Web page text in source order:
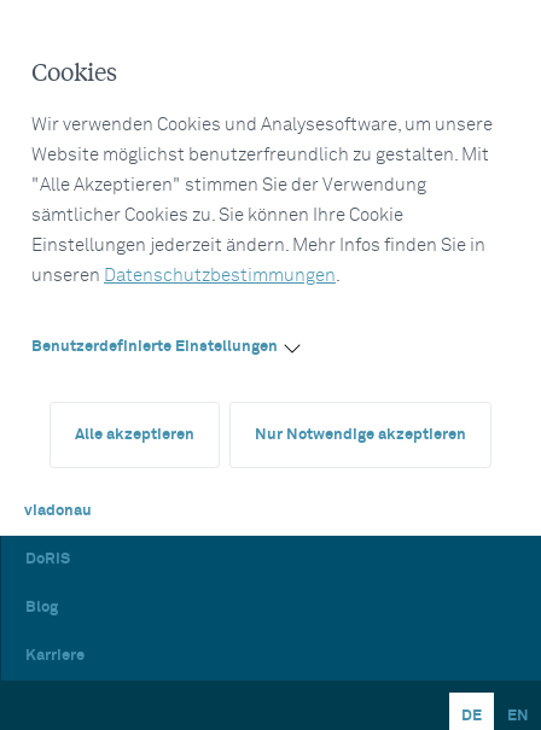
Cookies
Wir verwenden Cookies und Analysesoftware, um unsere
Website möglichst benutzerfreundlich zu gestalten. Mit
"Alle Akzeptieren" stimmen Sie der Verwendung
sämtlicher Cookies zu. Sie können Ihre Cookie
Einstellungen jederzeit ändern. Mehr Infos finden Sie in
unseren Datenschutzbestimmungen.
Benutzerdefinierte Einstellungen
Alle akzeptieren Nur Notwendige akzeptieren
viadonau
DoRIS
Blog
Karriere
DE EN